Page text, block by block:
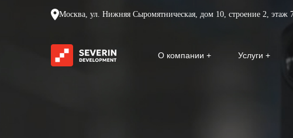
Москва, ул. Нижняя Сыромятническая, дом 10, строение 2, этаж
О компании Услуги